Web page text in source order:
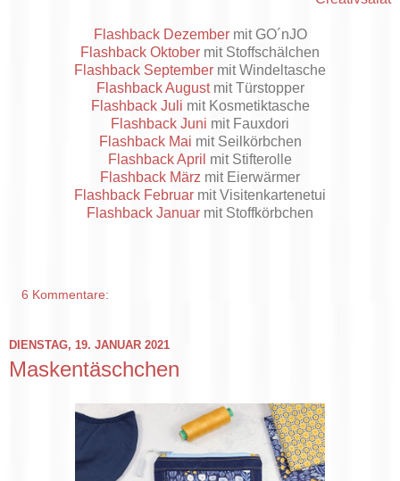
Flashback Dezembermit GO´nJO
Flashback Oktober mit Stoffschälchen
Flashback September mit Windeltasche
Flashback August mit Türstopper
Flashback Juli mit Kosmetiktasche
Flashback Juni mit Fauxdori
Flashback Mai mit Seilkörbchen
Flashback April mit Stifterolle
Flashback März mit Eierwärmer
Flashback Februar mit Visitenkartenetui
Flashback Januar mit Stoffkörbchen
6 Kommentare:
DIENSTAG, 19. JANUAR 2021
Maskentäschchen